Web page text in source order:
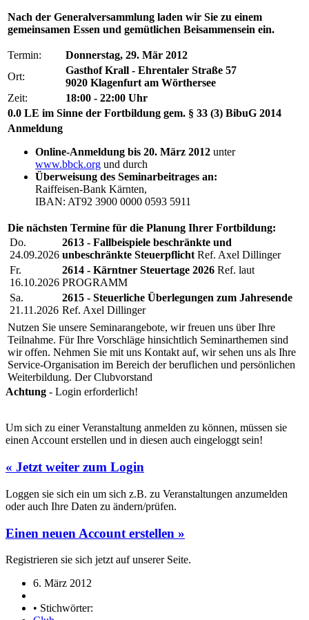
Nach der Generalversammlung laden wir Sie zu einem
gemeinsamen Essen und gemütlichen Beisammensein ein.
Termin:
Donnerstag, 29. Mär 2012
Ort:
Gasthof Krall - Ehrentaler Straße 57
9020 Klagenfurt am Wörthersee
Zeit:
18:00 - 22:00 Uhr
0.0 LE im Sinne der Fortbildung gem. § 33 (3) BibuG 2014
Anmeldung
Online-Anmeldung bis 20. März 2012 unter
www.bbck.org und durch
Überweisung des Seminarbeitrages an:
Raiffeisen-Bank Kärnten,
IBAN: AT92 3900 0000 0593 5911
Die nächsten Termine für die Planung Ihrer Fortbildung:
Do.
24.09.2026
2613 - Fallbeispiele beschränkte und
unbeschränkte SteuerpflichtRef. Axel Dillinger
Fr.
16.10.2026
2614 - Kärntner Steuertage 2026 Ref. laut
PROGRAMM
Sa.
21.11.2026
2615 - Steuerliche Überlegungen zum Jahresende
Ref. Axel Dillinger
Nutzen Sie unsere Seminarangebote, wir freuen uns über Ihre
Teilnahme. Für Ihre Vorschläge hinsichtlich Seminarthemen sind
wir offen. Nehmen Sie mit uns Kontakt auf, wir sehen uns als Ihre
Service-Organisation im Bereich der beruflichen und persönlichen
Weiterbildung. Der Clubvorstand
Achtung - Login erforderlich!
Um sich zu einer Veranstaltung anmelden zu können, müssen sie
einen Account erstellen und in diesen auch eingeloggt sein!
« Jetzt weiter zum Login
Loggen sie sich ein um sich z.B. zu Veranstaltungen anzumelden
oder auch Ihre Daten zu ändern/prüfen.
Einen neuen Account erstellen »
Registrieren sie sich jetzt auf unserer Seite.
6. März 2012
• Stichwörter: